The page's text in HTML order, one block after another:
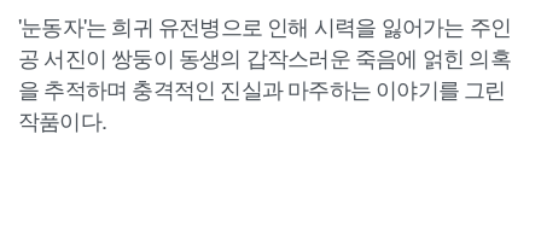
'눈동자'는 희귀 유전병으로 인해 시력을 잃어가는 주인
공 서진이 쌍둥이 동생의 갑작스러운 죽음에 얽힌 의혹
을 추적하며 충격적인 진실과 마주하는 이야기를 그린
작품이다.